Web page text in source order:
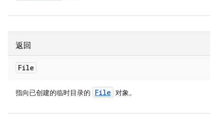
返回
File
指向已创建的临时目录的 File 对象。